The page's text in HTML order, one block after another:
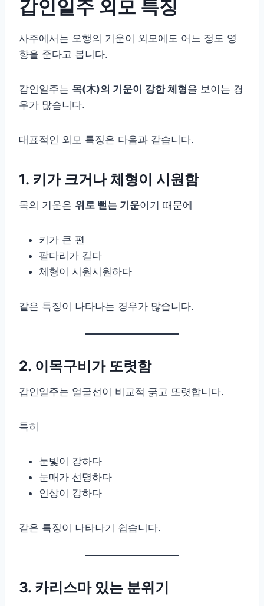
갑인일주 외모 특징
사주에서는 오행의 기운이 외모에도 어느 정도 영
향을 준다고 봅니다.
갑인일주는 목(木)의 기운이 강한 체형을 보이는 경
우가 많습니다.
대표적인 외모 특징은 다음과 같습니다.
1. 키가 크거나 체형이 시원함
목의 기운은 위로 뻗는 기운이기 때문에
키가 큰 편
팔다리가 길다
체형이 시원시원하다
같은 특징이 나타나는 경우가 많습니다.
2. 이목구비가 또렷함
갑인일주는 얼굴선이 비교적 굵고 또렷합니다.
특히
눈빛이 강하다
눈매가 선명하다
인상이 강하다
같은 특징이 나타나기 쉽습니다.
3. 카리스마 있는 분위기